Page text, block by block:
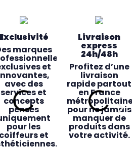
Exclusivité
marques
et
avec des
services et
concepts
pensés
pour les
coiffeurs et
Livraison
express
24h/48h
Profitez d’une
livraison
rapide partout
en France
métropolitaine
pour ne jamais
manquer de
produits dans
votre activité.